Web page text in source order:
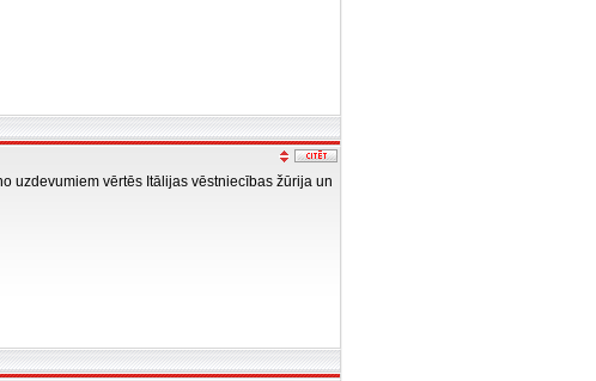
uzdevumiem vērtēs Itālijas vēstniecības žūrija un